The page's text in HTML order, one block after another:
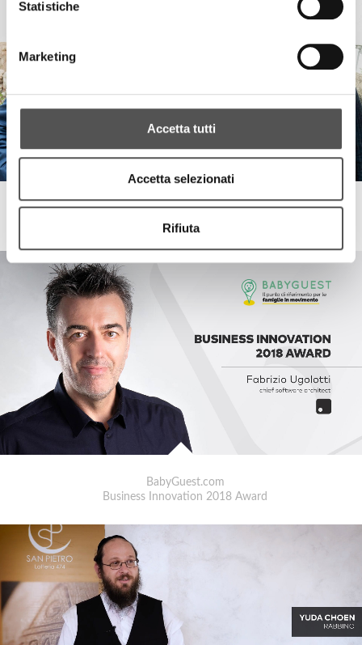
Statistiche
Marketing
Accetta tutti
Accetta selezionati
Rifiuta
Grana Padano
Gardaland fun meets excellence
BabyGuest.com
Business Innovation 2018 Award